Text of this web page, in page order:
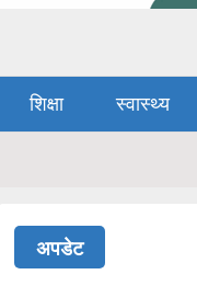
शिक्षा स्वास्थ्य
अपडेट